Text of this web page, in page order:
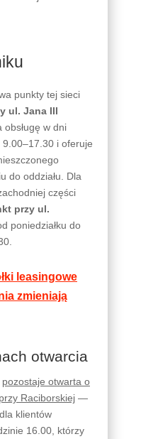
punkty tej sieci
ul. Jana III
obsługę w dni
i oferuje
do oddziału. Dla
części
przy ul.
poniedziałku do
leasingowe
zmieniają
otwarcia
pozostaje otwarta o
Raciborskiej —
klientów
16.00, którzy